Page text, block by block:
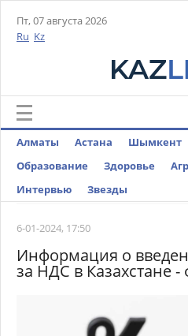
Пт, 07 августа 2026
Ru Kz
Алматы Астана Шымкент
Образование
Здоровье
Интервью
Звезды
6-01-2024, 17:50
Информация о
за НДС в Казахстане -